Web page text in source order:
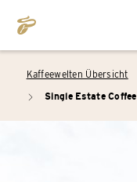
Kaffeewelten Übersicht
arrow_right Single Estate Coffee